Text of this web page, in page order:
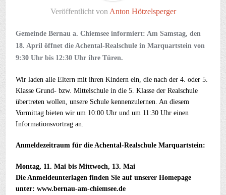
Veröffentlicht von Anton Hötzelsperger
Gemeinde Bernau a. Chiemsee informiert: Am Samstag, den
18. April öffnet die Achental-Realschule in Marquartstein von
9:30 Uhr bis 12:30 Uhr ihre Türen.
Wir laden alle Eltern mit ihren Kindern ein, die nach der 4. oder 5.
Klasse Grund- bzw. Mittelschule in die 5. Klasse der Realschule
übertreten wollen, unsere Schule kennenzulernen. An diesem
Vormittag bieten wir um 10:00 Uhr und um 11:30 Uhr einen
Informationsvortrag an.
Anmeldezeitraum für die Achental-Realschule Marquartstein:
Montag, 11. Mai bis Mittwoch, 13. Mai
Die Anmeldeunterlagen finden Sie auf unserer Homepage
unter: www.bernau-am-chiemsee.de